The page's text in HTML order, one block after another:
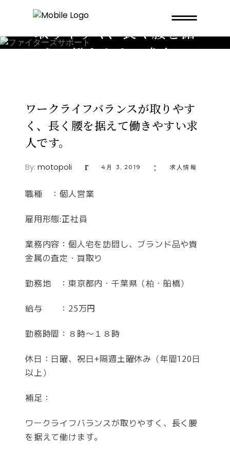
ワークライフバランスが
取りやすく、長く腰を据
えて働きやすい求人で
ワークライフバランスが取りやす
く、長く腰を据えて働きやすい求
人です。
By: motopoli 4月 3, 2019 求人情報
職種 ：個人営業
雇用形態:正社員
業務内容：個人宅を訪問し、ブランド品や貴
金属の査定・買取り
勤務地 ：東京都内・千葉県（柏・船橋）
給与 ：25万円
勤務時間：８時～１８時
休日：日曜、祝日+隔週土曜休み（年間120日
以上）
補足：
ワークライフバランスが取りやすく、長く腰
を据えて働けます。